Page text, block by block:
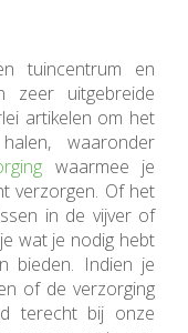
tuincentrum en
zeer uitgebreide
artikelen om het
waaronder
waarmee je
verzorgen. Of het
in de vijver of
wat je nodig hebt
bieden. Indien je
of de verzorging
terecht bij onze